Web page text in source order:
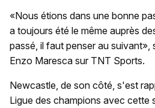
«Nous étions dans une bonne
a toujours été le même auprès
passé, il faut penser au
Enzo Maresca sur TNT Sports.
Newcastle, de son côté, s'est
Ligue des champions avec cette